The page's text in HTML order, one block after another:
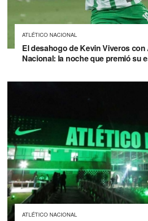
ATLÉTICO NACIONAL
El desahogo de Kevin Viveros con
Nacional: la noche que premió su
ATLÉTICO NACIONAL